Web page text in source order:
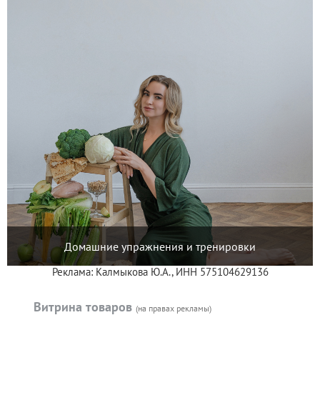
Домашние упражнения и тренировки
Реклама: Калмыкова Ю.А., ИНН 575104629136
Витрина товаров (на правах рекламы)